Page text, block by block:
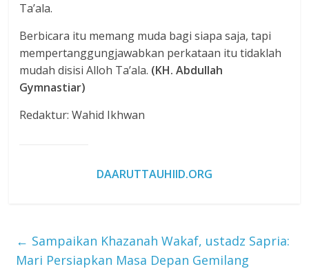
Ta’ala.
Berbicara itu memang muda bagi siapa saja, tapi
mempertanggungjawabkan perkataan itu tidaklah
mudah disisi Alloh Ta’ala. (KH. Abdullah
Gymnastiar)
Redaktur: Wahid Ikhwan
DAARUTTAUHIID.ORG
← Sampaikan Khazanah Wakaf, ustadz Sapria:
Mari Persiapkan Masa Depan Gemilang